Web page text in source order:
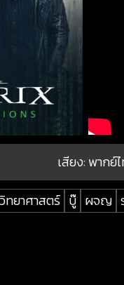
เสียง: พากย์
ทยาศาสตร์ บู๊ ผจญ